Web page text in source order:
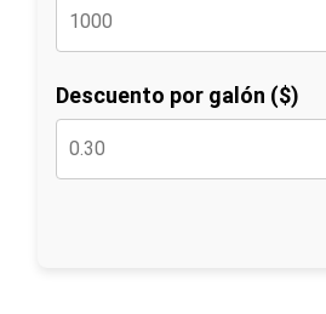
Descuento por galón ($)